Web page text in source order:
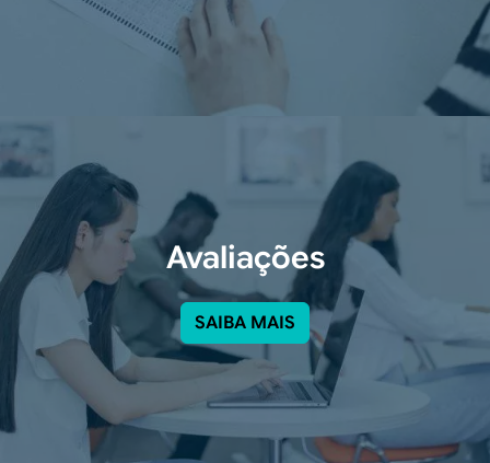
Avaliações
SAIBA MAIS